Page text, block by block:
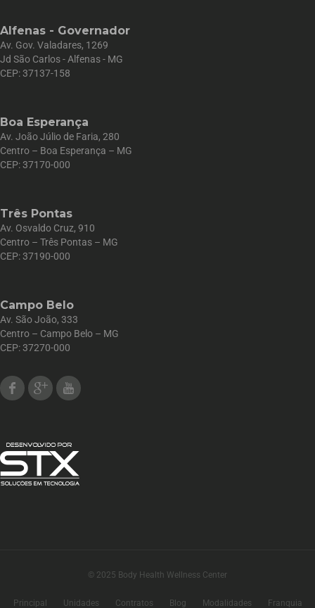
Alfenas - Governador
Av. Gov. Valadares, 1269
Jd São Carlos - Alfenas - MG
CEP: 37137-158
Boa Esperança
Av. João Júlio de Faria, 280
Centro – Boa Esperança – MG
CEP: 37170-000
Três Pontas
Av. Osvaldo Cruz, 910
Centro – Três Pontas – MG
CEP: 37190-000
Campo Belo
Av. São João, 333
Centro – Campo Belo – MG
CEP: 37270-000
FacebookGoogle Plus
© 2025 Body Health Wellness Center
Principal Unidades Contratos Blog Modalidades Franquia